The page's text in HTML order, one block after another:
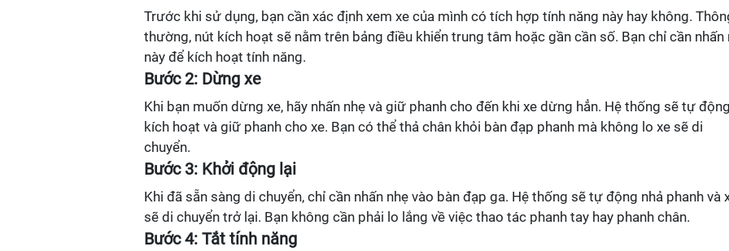
Trước khi sử dụng, bạn cần xác định xem xe của mình có tích hợp tính năng này hay không.
thường, nút kích hoạt sẽ nằm trên bảng điều khiển trung tâm hoặc gần cần số. Bạn chỉ cần nhấn
này để kích hoạt tính năng.
Bước 2: Dừng xe
Khi bạn muốn dừng xe, hãy nhấn nhẹ và giữ phanh cho đến khi xe dừng hẳn. Hệ thống sẽ tự
kích hoạt và giữ phanh cho xe. Bạn có thể thả chân khỏi bàn đạp phanh mà không lo xe sẽ di
chuyển.
Bước 3: Khởi động lại
Khi đã sẵn sàng di chuyển, chỉ cần nhấn nhẹ vào bàn đạp ga. Hệ thống sẽ tự động nhả phanh và
sẽ di chuyển trở lại. Bạn không cần phải lo lắng về việc thao tác phanh tay hay phanh chân.
Bước 4: Tắt tính năng